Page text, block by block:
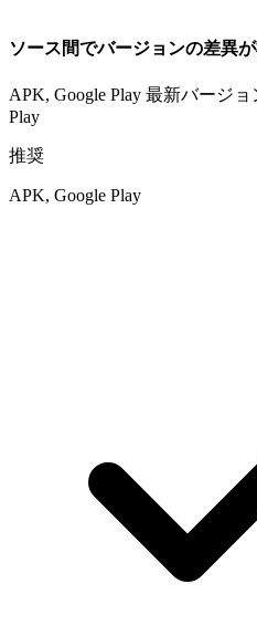
ソース間でバージョンの差異
APK, Google Play 最新バージョ
Play
推奨
APK, Google Play